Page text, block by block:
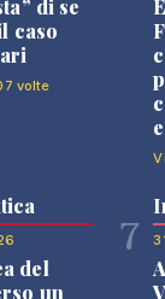
di se
caso
volte
del
un
7